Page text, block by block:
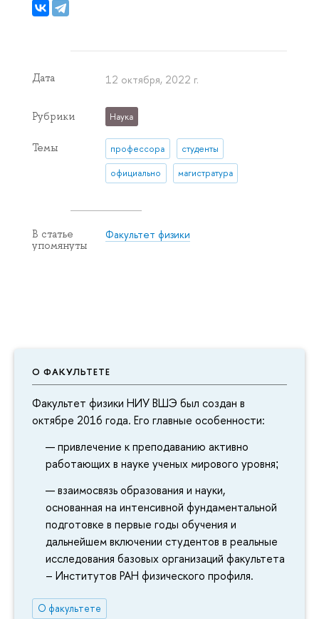
О ФАКУЛЬТЕТЕ
Факультет физики НИУ ВШЭ был создан в
октябре 2016 года. Его главные особенности:
привлечение к преподаванию активно
работающих в науке ученых мирового уровня;
взаимосвязь образования и науки,
основанная на интенсивной фундаментальной
подготовке в первые годы обучения и
дальнейшем включении студентов в реальные
исследования базовых организаций факультета
– Институтов РАН физического профиля.
О факультете
Дата 12 октября, 2022 г.
Рубрики Наука
Темы профессора студенты
официально магистратура
В статье
упомянуты
Факультет физики